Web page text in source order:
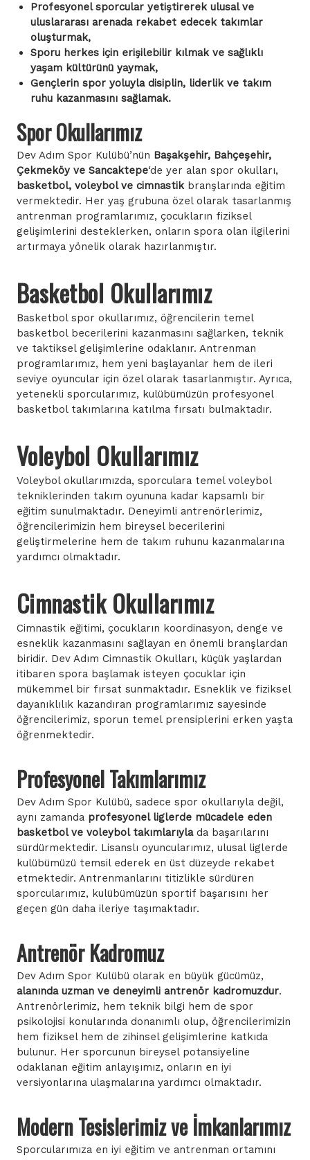
Profesyonel sporcular yetiştirerek ulusal ve
uluslararası arenada rekabet edecek takımlar
oluşturmak,
Sporu herkes için erişilebilir kılmak ve sağlıklı
yaşam kültürünü yaymak,
Gençlerin spor yoluyla disiplin, liderlik ve takım
ruhu kazanmasını sağlamak.
Spor Okullarımız
Dev Adım Spor Kulübü’nün Başakşehir, Bahçeşehir,
Çekmeköy ve Sancaktepe‘de yer alan spor okulları,
basketbol, voleybol ve cimnastikbranşlarında eğitim
vermektedir. Her yaş grubuna özel olarak tasarlanmış
antrenman programlarımız, çocukların fiziksel
gelişimlerini desteklerken, onların spora olan ilgilerini
artırmaya yönelik olarak hazırlanmıştır.
Basketbol Okullarımız
Basketbol spor okullarımız, öğrencilerin temel
basketbol becerilerini kazanmasını sağlarken, teknik
ve taktiksel gelişimlerine odaklanır. Antrenman
programlarımız, hem yeni başlayanlar hem de ileri
seviye oyuncular için özel olarak tasarlanmıştır. Ayrıca,
yetenekli sporcularımız, kulübümüzün profesyonel
basketbol takımlarına katılma fırsatı bulmaktadır.
Voleybol Okullarımız
Voleybol okullarımızda, sporculara temel voleybol
tekniklerinden takım oyununa kadar kapsamlı bir
eğitim sunulmaktadır. Deneyimli antrenörlerimiz,
öğrencilerimizin hem bireysel becerilerini
geliştirmelerine hem de takım ruhunu kazanmalarına
yardımcı olmaktadır.
Cimnastik Okullarımız
Cimnastik eğitimi, çocukların koordinasyon, denge ve
esneklik kazanmasını sağlayan en önemli branşlardan
biridir. Dev Adım Cimnastik Okulları, küçük yaşlardan
itibaren spora başlamak isteyen çocuklar için
mükemmel bir fırsat sunmaktadır. Esneklik ve fiziksel
dayanıklılık kazandıran programlarımız sayesinde
öğrencilerimiz, sporun temel prensiplerini erken yaşta
öğrenmektedir.
Profesyonel Takımlarımız
Dev Adım Spor Kulübü, sadece spor okullarıyla değil,
aynı zamanda profesyonel liglerde mücadele eden
basketbol ve voleybol takımlarıylada başarılarını
sürdürmektedir. Lisanslı oyuncularımız, ulusal liglerde
kulübümüzü temsil ederek en üst düzeyde rekabet
etmektedir. Antrenmanlarını titizlikle sürdüren
sporcularımız, kulübümüzün sportif başarısını her
geçen gün daha ileriye taşımaktadır.
Antrenör Kadromuz
Dev Adım Spor Kulübü olarak en büyük gücümüz,
alanında uzman ve deneyimli antrenör kadromuzdur.
Antrenörlerimiz, hem teknik bilgi hem de spor
psikolojisi konularında donanımlı olup, öğrencilerimizin
hem fiziksel hem de zihinsel gelişimlerine katkıda
bulunur. Her sporcunun bireysel potansiyeline
odaklanan eğitim anlayışımız, onların en iyi
versiyonlarına ulaşmalarına yardımcı olmaktadır.
Modern Tesislerimiz ve İmkanlarımız
Sporcularımıza en iyi eğitim ve antrenman ortamını